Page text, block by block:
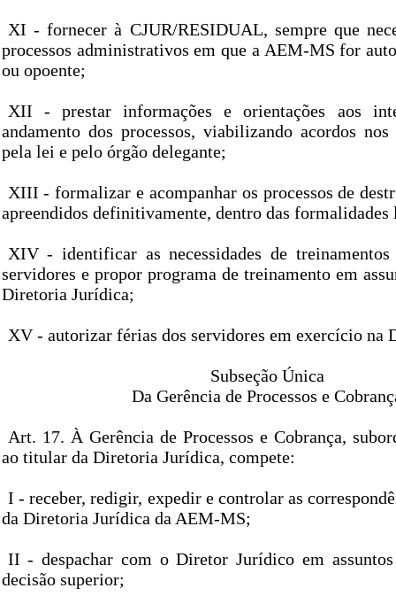
XI - fornecer à CJUR/RESIDUAL, sempre que
processos administrativos em que a AEM-MS for
ou opoente;
XII - prestar informações e orientações aos
andamento dos processos, viabilizando acordos
pela lei e pelo órgão delegante;
XIII - formalizar e acompanhar os processos de
apreendidos definitivamente, dentro das formalidades
XIV - identificar as necessidades de treinamentos
servidores e propor programa de treinamento em
Diretoria Jurídica;
XV - autorizar férias dos servidores em exercício na
Subseção Única
Da Gerência de Processos e
Art. 17. À Gerência de Processos e Cobrança,
ao titular da Diretoria Jurídica, compete:
I - receber, redigir, expedir e controlar as
da Diretoria Jurídica da AEM-MS;
II - despachar com o Diretor Jurídico em assuntos
decisão superior;